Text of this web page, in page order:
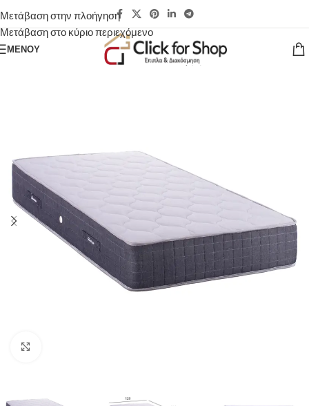
Μετάβαση στην πλοήγηση
Μετάβαση στο κύριο περιεχόμενο
ΜΕΝΟΎ